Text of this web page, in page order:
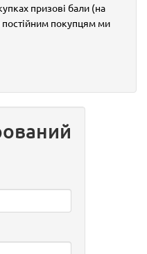
призові бали (на
покупцям ми